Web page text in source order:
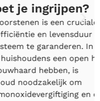
is een cruciale stap
levensduur van
In
een open haard,
is
om
en een te